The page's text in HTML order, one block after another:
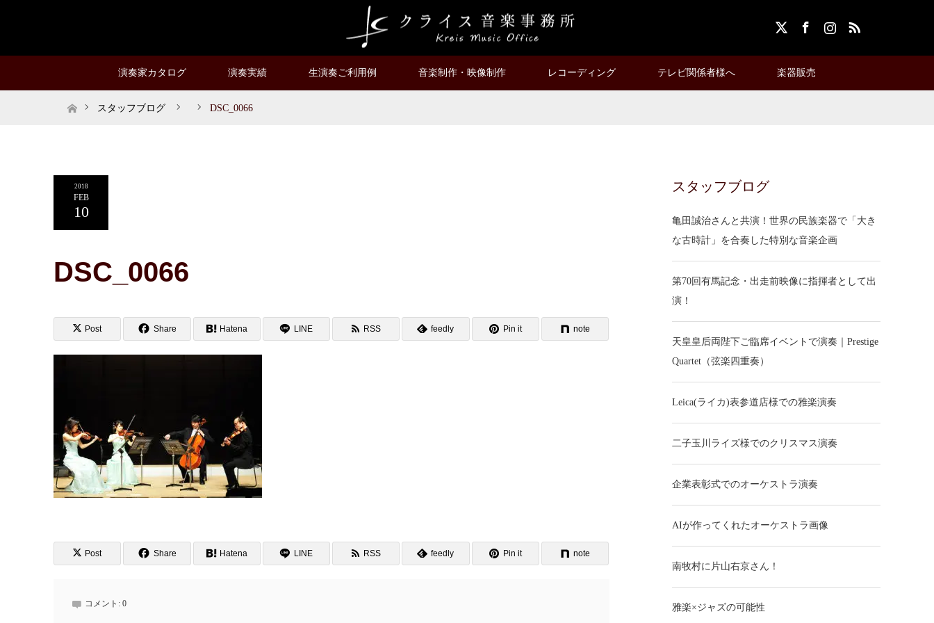
演奏家カタログ 演奏実績 生演奏ご利用例 音楽制作・映像制作 レコーディング テレビ関係者様へ 楽器販売
ホームスタッフブログ DSC_0066
2018
FEB
10
DSC_0066
Post Share Hatena LINE RSS feedly Pin it note
Post Share Hatena LINE RSS feedly Pin it note
コメント: 0
スタッフブログ
亀田誠治さんと共演！世界の民族楽器で「大き
な古時計」を合奏した特別な音楽企画
第70回有馬記念・出走前映像に指揮者として出
演！
天皇皇后両陛下ご臨席イベントで演奏｜Prestige
Quartet（弦楽四重奏）
Leica(ライカ)表参道店様での雅楽演奏
二子玉川ライズ様でのクリスマス演奏
企業表彰式でのオーケストラ演奏
AIが作ってくれたオーケストラ画像
南牧村に片山右京さん！
雅楽×ジャズの可能性